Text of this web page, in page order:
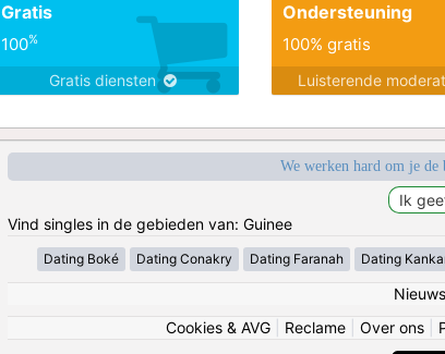
Gratis
100%
Gratis diensten
Ondersteuning
100% gratis
Luisterende
We werken hard om je de
Vind singles in de gebieden van: Guinee
Dating Boké Dating Conakry Dating Faranah Dating
Nieuws
Cookies & AVG
Reclame Over ons